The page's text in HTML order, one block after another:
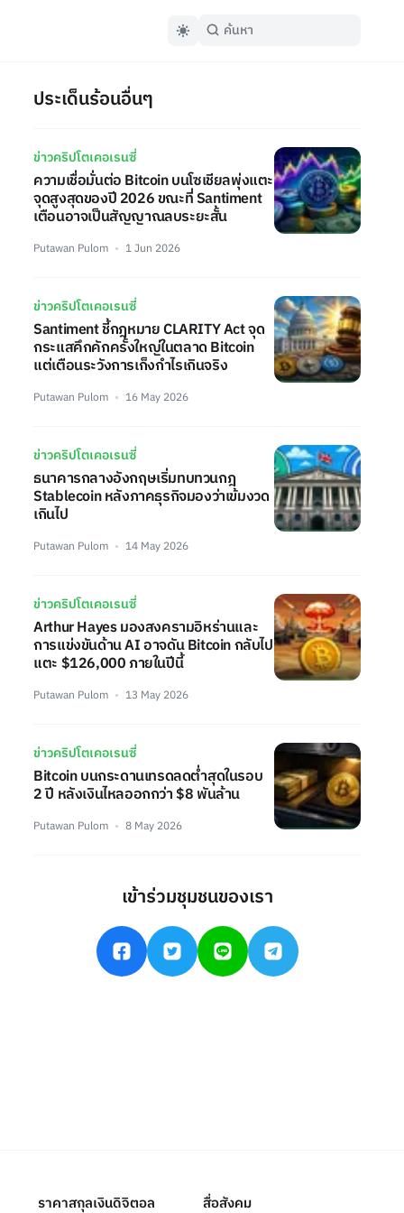
ประเด็นร้อนอื่นๆ
ข่าวคริปโตเคอเรนซี่
ความเชื่อมั่นต่อ Bitcoin บนโซเชียลพุ่งแตะ
จุดสูงสุดของปี 2026 ขณะที่ Santiment
เตือนอาจเป็นสัญญาณลบระยะสั้น
Putawan Pulom 1 Jun 2026
ข่าวคริปโตเคอเรนซี่
Santiment ชี้กฎหมาย CLARITY Act จุด
กระแสคึกคักครั้งใหญ่ในตลาด Bitcoin
แต่เตือนระวังการเก็งกำไรเกินจริง
Putawan Pulom 16 May 2026
ข่าวคริปโตเคอเรนซี่
ธนาคารกลางอังกฤษเริ่มทบทวนกฎ
Stablecoin หลังภาคธุรกิจมองว่าเข้มงวด
เกินไป
Putawan Pulom 14 May 2026
ข่าวคริปโตเคอเรนซี่
Arthur Hayes มองสงครามอิหร่านและ
การแข่งขันด้าน AI อาจดัน Bitcoin กลับไป
แตะ $126,000 ภายในปีนี้
Putawan Pulom 13 May 2026
ข่าวคริปโตเคอเรนซี่
Bitcoin บนกระดานเทรดลดต่ำสุดในรอบ
2 ปี หลังเงินไหลออกกว่า $8 พันล้าน
Putawan Pulom 8 May 2026
เข้าร่วมชุมชนของเรา
ราคาสกุลเงินดิจิตอล สื่อสังคม